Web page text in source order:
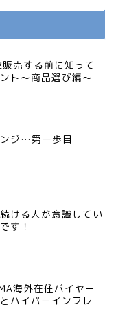
販売する前に知って
ト〜商品選び編〜
ジ…第一歩目
ける人が意識してい
す！
海外在住バイヤー
ハイパーインフレ